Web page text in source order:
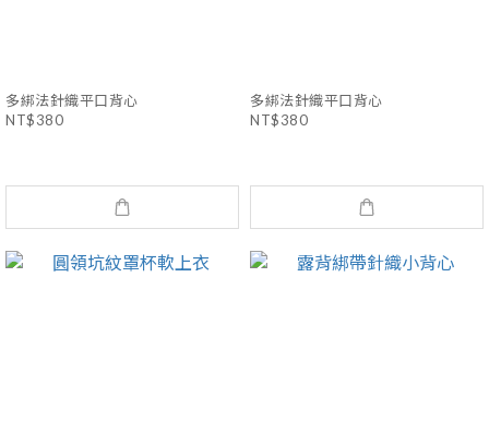
多綁法針織平口背心
NT$380
多綁法針織平口背心
NT$380